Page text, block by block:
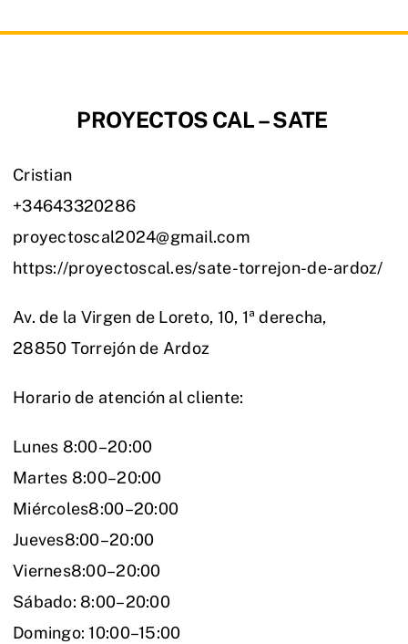
PROYECTOS CAL – SATE
Cristian
+34643320286
proyectoscal2024@gmail.com
https://proyectoscal.es/sate-torrejon-de-ardoz/
Av. de la Virgen de Loreto, 10, 1ª derecha,
28850 Torrejón de Ardoz
Horario de atención al cliente:
Lunes 8:00–20:00
Martes 8:00–20:00
Miércoles8:00–20:00
Jueves8:00–20:00
Viernes8:00–20:00
Sábado: 8:00–20:00
Domingo: 10:00–15:00